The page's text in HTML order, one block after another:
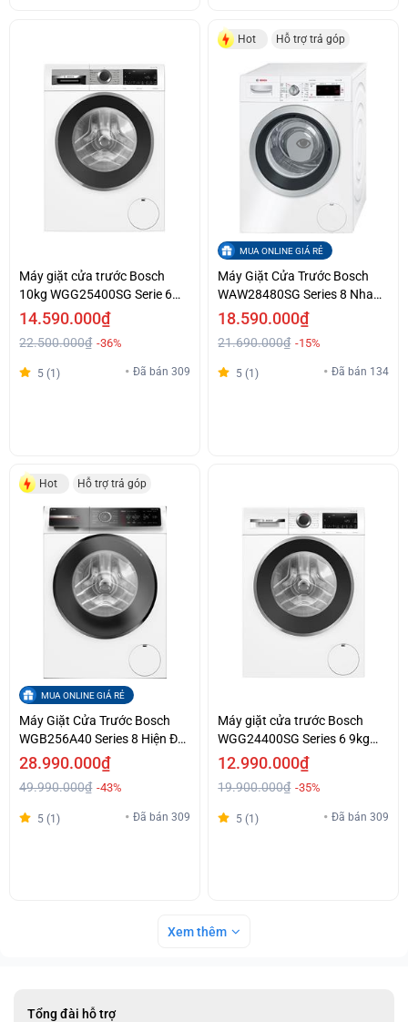
Máy giặt cửa trước Bosch
10kg WGG25400SG Serie 6
Hỗ trợ trả góp
14.590.000₫
22.500.000₫ -36%
5 (1) Đã bán 309
Hot Hỗ trợ trả góp
MUA ONLINE GIÁ RẺ
Máy Giặt Cửa Trước Bosch
WAW28480SG Series 8 Nhanh
Sạch Giá Tốt
18.590.000₫
21.690.000₫ -15%
5 (1) Đã bán 134
Hot Hỗ trợ trả góp
MUA ONLINE GIÁ RẺ
Máy Giặt Cửa Trước Bosch
WGB256A40 Series 8 Hiện Đại
Chính Hãng
28.990.000₫
49.990.000₫ -43%
5 (1) Đã bán 309
Máy giặt cửa trước Bosch
WGG24400SG Series 6 9kg
Hỗ trợ trả góp
12.990.000₫
19.900.000₫ -35%
5 (1) Đã bán 309
Xem thêm
Tổng đài hỗ trợ